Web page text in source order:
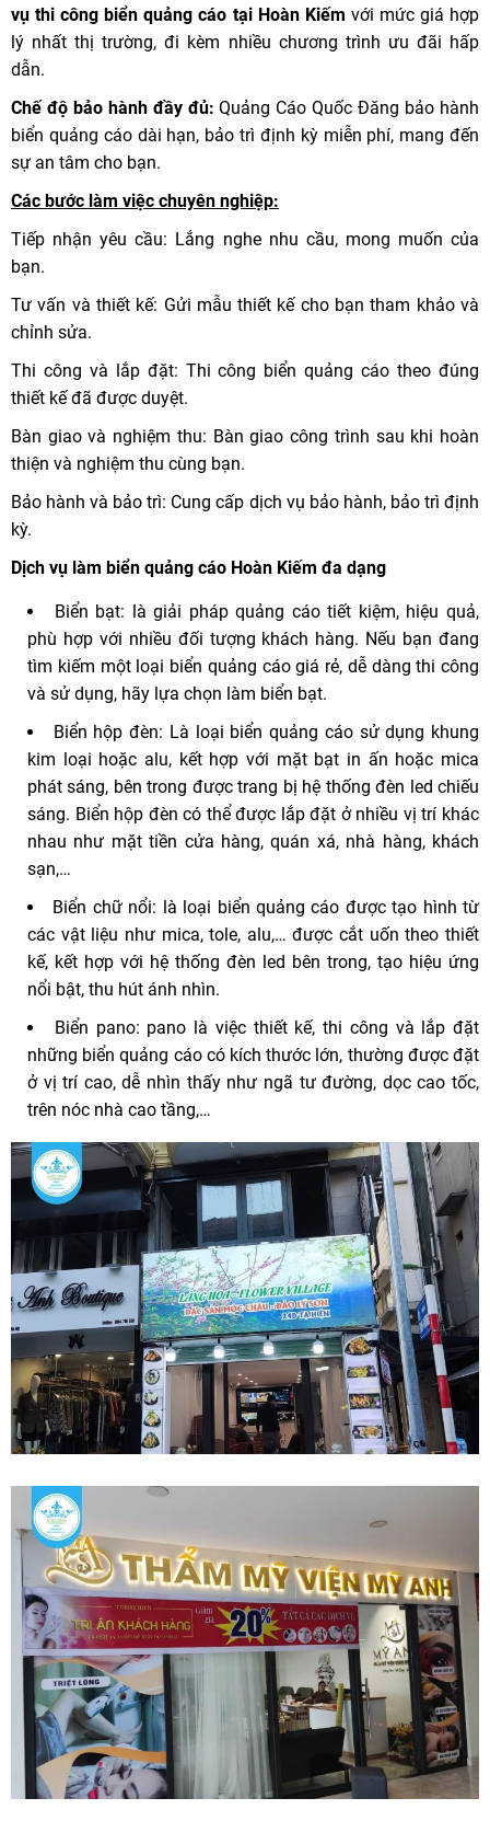
vụ thi công biển quảng cáo tại Hoàn Kiếm với mức giá hợp
lý nhất thị trường, đi kèm nhiều chương trình ưu đãi hấp
dẫn.
Chế độ bảo hành đầy đủ:Quảng Cáo Quốc Đăng bảo hành
biển quảng cáo dài hạn, bảo trì định kỳ miễn phí, mang đến
sự an tâm cho bạn.
Các bước làm việc chuyên nghiệp:
Tiếp nhận yêu cầu: Lắng nghe nhu cầu, mong muốn của
bạn.
Tư vấn và thiết kế: Gửi mẫu thiết kế cho bạn tham khảo và
chỉnh sửa.
Thi công và lắp đặt: Thi công biển quảng cáo theo đúng
thiết kế đã được duyệt.
Bàn giao và nghiệm thu: Bàn giao công trình sau khi hoàn
thiện và nghiệm thu cùng bạn.
Bảo hành và bảo trì: Cung cấp dịch vụ bảo hành, bảo trì định
kỳ.
Dịch vụ làm biển quảng cáo Hoàn Kiếm đa dạng
Biển bạt: là giải pháp quảng cáo tiết kiệm, hiệu quả,
phù hợp với nhiều đối tượng khách hàng. Nếu bạn đang
tìm kiếm một loại biển quảng cáo giá rẻ, dễ dàng thi công
và sử dụng, hãy lựa chọn làm biển bạt.
Biển hộp đèn: Là loại biển quảng cáo sử dụng khung
kim loại hoặc alu, kết hợp với mặt bạt in ấn hoặc mica
phát sáng, bên trong được trang bị hệ thống đèn led chiếu
sáng. Biển hộp đèn có thể được lắp đặt ở nhiều vị trí khác
nhau như mặt tiền cửa hàng, quán xá, nhà hàng, khách
sạn,…
Biển chữ nổi: là loại biển quảng cáo được tạo hình từ
các vật liệu như mica, tole, alu,… được cắt uốn theo thiết
kế, kết hợp với hệ thống đèn led bên trong, tạo hiệu ứng
nổi bật, thu hút ánh nhìn.
Biển pano: pano là việc thiết kế, thi công và lắp đặt
những biển quảng cáo có kích thước lớn, thường được đặt
ở vị trí cao, dễ nhìn thấy như ngã tư đường, dọc cao tốc,
trên nóc nhà cao tầng,…